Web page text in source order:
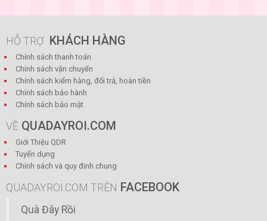
HỖ TRỢ KHÁCH HÀNG
Chính sách thanh toán
Chính sách vận chuyển
Chính sách kiểm hàng, đổi trả, hoàn tiền
Chính sách bảo hành
Chính sách bảo mật
VỀ QUADAYROI.COM
Giới Thiệu QDR
Tuyển dụng
Chính sách và quy định chung
QUADAYROI.COM TRÊN FACEBOOK
Quà Đây Rồi